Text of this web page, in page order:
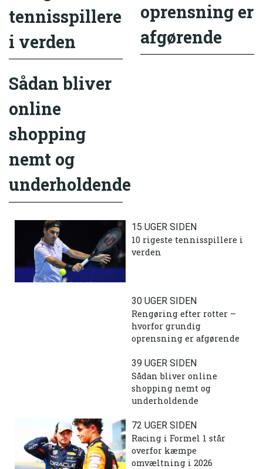
tennisspillere
i verden
oprensning er
afgørende
Sådan bliver
online
shopping
nemt og
underholdende
15 UGER SIDEN
10 rigeste tennisspillere i
verden
30 UGER SIDEN
Rengøring efter rotter –
hvorfor grundig
oprensning er afgørende
39 UGER SIDEN
Sådan bliver online
shopping nemt og
underholdende
72 UGER SIDEN
Racing i Formel 1 står
overfor kæmpe
omvæltning i 2026